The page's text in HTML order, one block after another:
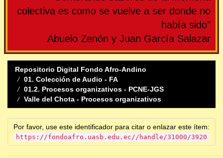
colectiva es como se vuelve a ser donde no
había sido"
Abuelo Zenón y Juan García Salazar
Repositorio Digital Fondo Afro-Andino
01. Colección de Audio - FA
01.2. Procesos organizativos - PCNE-JGS
Valle del Chota - Procesos organizativos
Por favor, use este identificador para citar o enlazar este ítem:
https://fondoafro.uasb.edu.ec//handle/31000/3920